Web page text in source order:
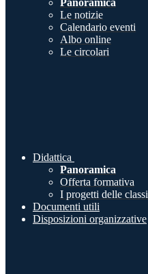
Panoramica
Le notizie
Calendario eventi
Albo online
Le circolari
Didattica
Panoramica
Offerta formativa
I progetti delle classi
Documenti utili
Disposizioni organizzative